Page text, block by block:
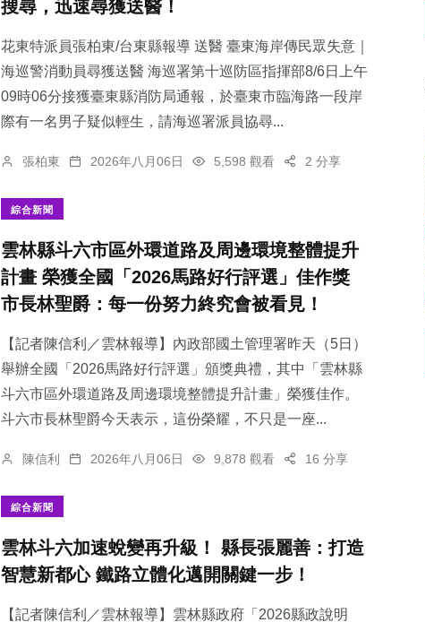
搜尋，迅速尋獲送醫！
花東特派員張柏東/台東縣報導 送醫 臺東海岸傳民眾失意｜
海巡警消動員尋獲送醫 海巡署第十巡防區指揮部8/6日上午
09時06分接獲臺東縣消防局通報，於臺東市臨海路一段岸
際有一名男子疑似輕生，請海巡署派員協尋...
張柏東 2026年八月06日 5,598 觀看 2 分享
綜合新聞
雲林縣斗六市區外環道路及周邊環境整體提升
計畫 榮獲全國「2026馬路好行評選」佳作獎
市長林聖爵：每一份努力終究會被看見！
【記者陳信利／雲林報導】內政部國土管理署昨天（5日）
舉辦全國「2026馬路好行評選」頒獎典禮，其中「雲林縣
斗六市區外環道路及周邊環境整體提升計畫」榮獲佳作。
斗六市長林聖爵今天表示，這份榮耀，不只是一座...
陳信利 2026年八月06日 9,878 觀看 16 分享
綜合新聞
雲林斗六加速蛻變再升級！ 縣長張麗善：打造
智慧新都心 鐵路立體化邁開關鍵一步！
【記者陳信利／雲林報導】雲林縣政府「2026縣政說明